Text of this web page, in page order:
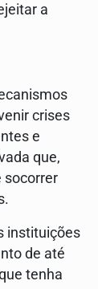
a
crises
e
que,
socorrer
instituições
de até
tenha